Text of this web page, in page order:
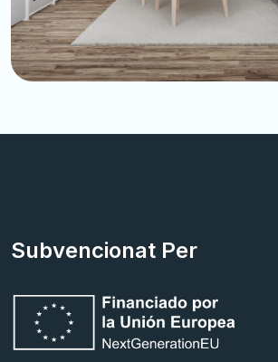
Subvencionat Per